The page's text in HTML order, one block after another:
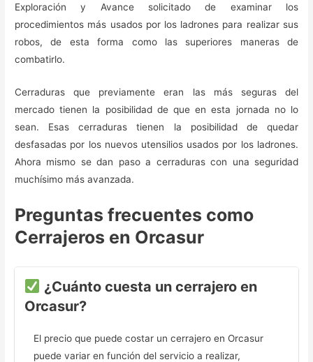
Exploración y Avance solicitado de examinar los
procedimientos más usados por los ladrones para realizar sus
robos, de esta forma como las superiores maneras de
combatirlo.
Cerraduras que previamente eran las más seguras del
mercado tienen la posibilidad de que en esta jornada no lo
sean. Esas cerraduras tienen la posibilidad de quedar
desfasadas por los nuevos utensilios usados por los ladrones.
Ahora mismo se dan paso a cerraduras con una seguridad
muchísimo más avanzada.
Preguntas frecuentes como
Cerrajeros en Orcasur
¿Cuánto cuesta un cerrajero en
Orcasur?
El precio que puede costar un cerrajero en Orcasur
puede variar en función del servicio a realizar,